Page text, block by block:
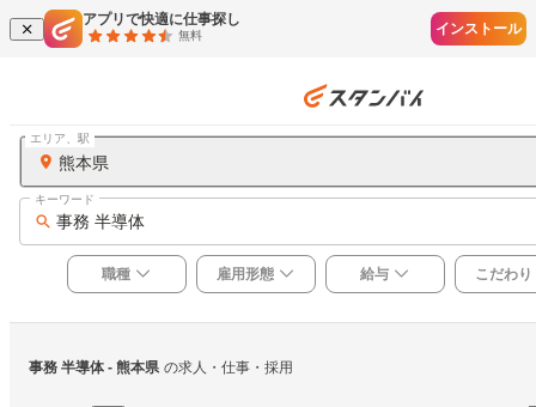
アプリで快適に仕事探し
無料 インストール
熊本県
エリア、駅
事務 半導体
キーワード
職種 雇用形態 給与 こだわり
事務 半導体 - 熊本県 の求人・仕事・採用